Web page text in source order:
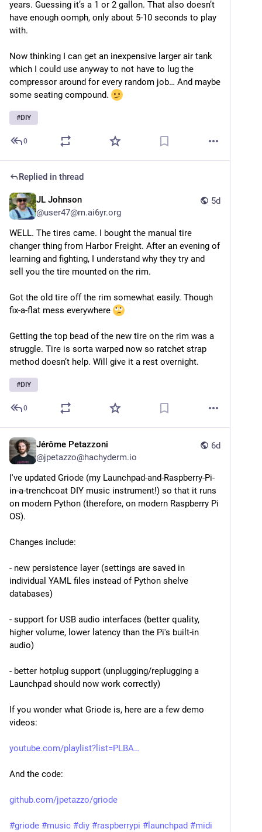
years. Guessing it’s a 1 or 2 gallon. That also doesn’t
have enough oomph, only about 5-10 seconds to play
with.
Now thinking I can get an inexpensive larger air tank
which I could use anyway to not have to lug the
compressor around for every random job… And maybe
some seating compound.
#DIY
0
Replied in thread
5d
JL Johnson
@user47@m.ai6yr.org
WELL. The tires came. I bought the manual tire
changer thing from Harbor Freight. After an evening of
learning and fighting, I understand why they try and
sell you the tire mounted on the rim.
Got the old tire off the rim somewhat easily. Though
fix-a-flat mess everywhere
Getting the top bead of the new tire on the rim was a
struggle. Tire is sorta warped now so ratchet strap
method doesn’t help. Will give it a rest overnight.
#DIY
0
6d
Jérôme Petazzoni
@jpetazzo@hachyderm.io
I've updated Griode (my Launchpad-and-Raspberry-Pi-
in-a-trenchcoat DIY music instrument!) so that it runs
on modern Python (therefore, on modern Raspberry Pi
OS).
Changes include:
- new persistence layer (settings are saved in
individual YAML files instead of Python shelve
databases)
- support for USB audio interfaces (better quality,
higher volume, lower latency than the Pi's built-in
audio)
- better hotplug support (unplugging/replugging a
Launchpad should now work correctly)
If you wonder what Griode is, here are a few demo
videos:
youtube.com/playlist?list=PLBA
And the code:
github.com/jpetazzo/griode
#griode #music #diy #raspberrypi # launchpad #midi